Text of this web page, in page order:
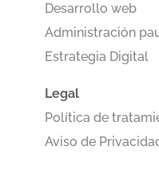
Desarrollo web
Administración
Estrategia Digital
Legal
Política de
​Aviso de